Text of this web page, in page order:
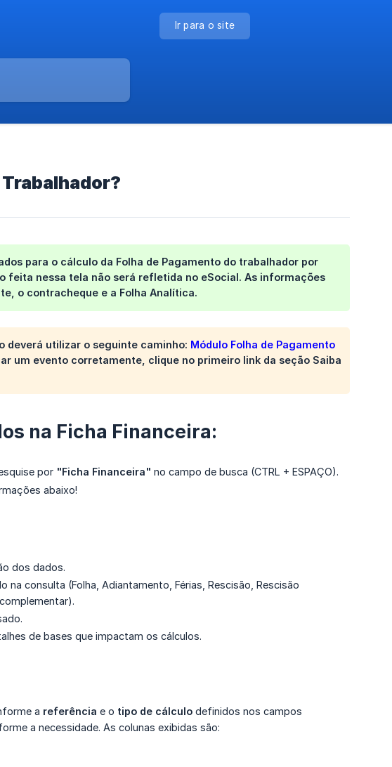
Ir para o site
para o cálculo da Folha de Pagamento do trabalhador por
feita nessa tela não será refletida no eSocial. As informações
, o contracheque e a Folha Analítica.
deverá utilizar o seguinte caminho: Módulo Folha de Pagamento
um evento corretamente, clique no primeiro link da seção Saiba
na Ficha Financeira:
por "Ficha Financeira" no campo de busca (CTRL + ESPAÇO).
abaixo!
dos dados.
consulta (Folha, Adiantamento, Férias, Rescisão, Rescisão
de bases que impactam os cálculos.
a referência e o tipo de cálculo definidos nos campos
a necessidade. As colunas exibidas são: